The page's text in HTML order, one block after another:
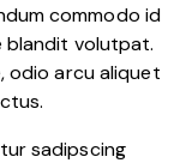
commodo id
blandit volutpat.
odio arcu aliquet
sadipscing